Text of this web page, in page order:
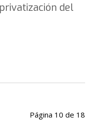
del
Página 10 de 18